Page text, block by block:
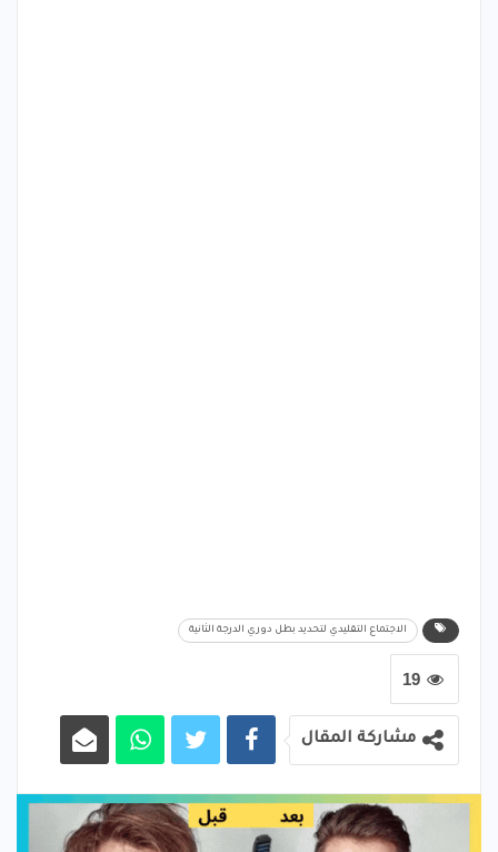
الاجتماع التقليدي لتحديد بطل دوري الدرجة الثانية
19
مشاركة المقال